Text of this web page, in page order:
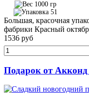
1000 гр
51
Большая, красочная
фабрики Красный
1536 руб
Подарок от Акконд